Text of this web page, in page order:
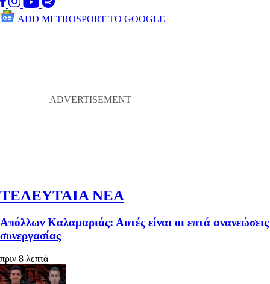
ADD METROSPORT TO GOOGLE
ΤΕΛΕΥΤΑΙΑ ΝΕΑ
Απόλλων Καλαμαριάς: Αυτές είναι οι επτά ανανεώσεις
συνεργασίας
πριν 8 λεπτά